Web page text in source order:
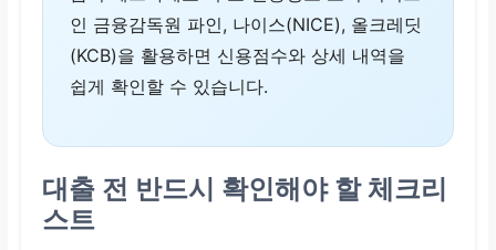
인 금융감독원 파인, 나이스(NICE), 올크레딧
(KCB)을 활용하면 신용점수와 상세 내역을
쉽게 확인할 수 있습니다.
대출 전 반드시 확인해야 할 체크리
스트